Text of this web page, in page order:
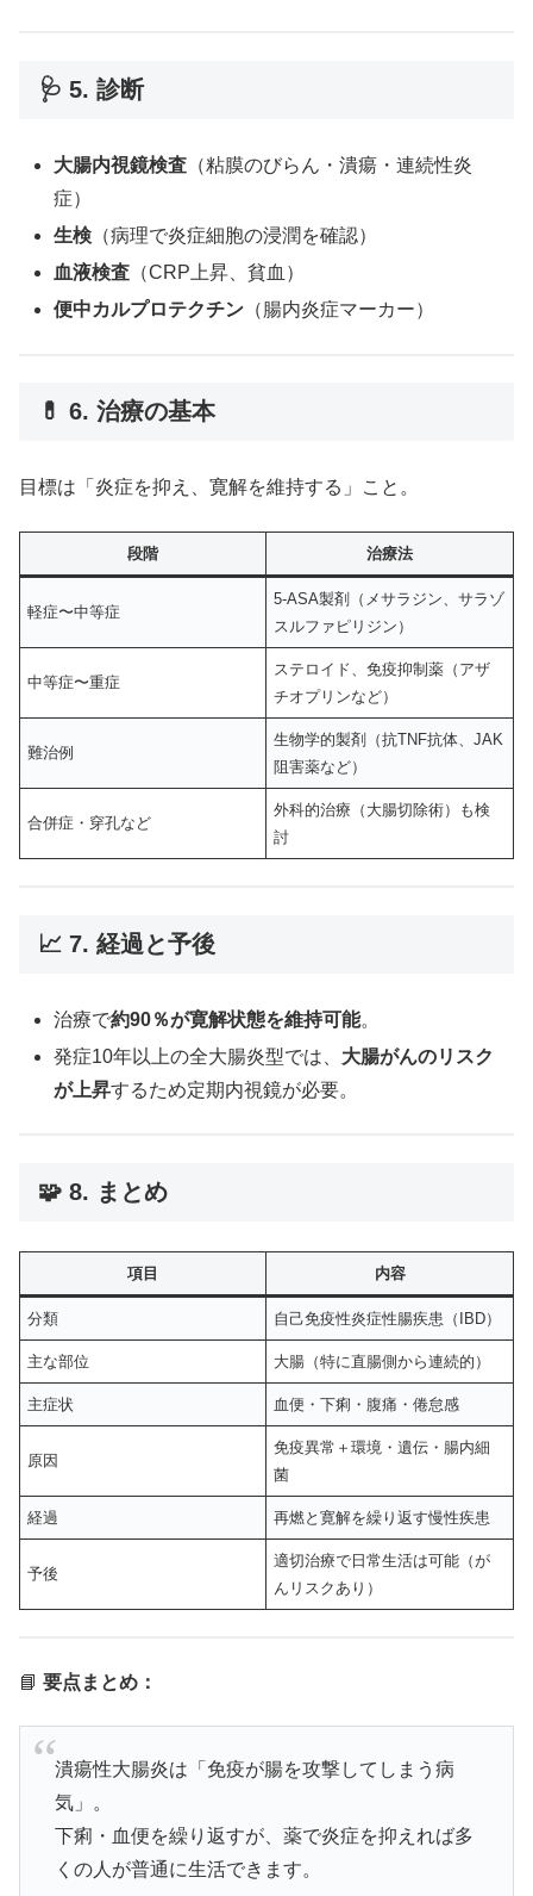
🩺 5. 診断
大腸内視鏡検査 （粘膜のびらん・潰瘍・連続性炎
症）
生検 （病理で炎症細胞の浸潤を確認）
血液検査 （CRP上昇、貧血）
便中カルプロテクチン （腸内炎症マーカー）
💊 6. 治療の基本
目標は「炎症を抑え、寛解を維持する」こと。
段階 治療法
軽症〜中等症
5-ASA製剤（メサラジン、サラゾ
スルファピリジン）
中等症〜重症
ステロイド、免疫抑制薬（アザ
チオプリンなど）
難治例
生物学的製剤（抗TNF抗体、JAK
阻害薬など）
合併症・穿孔など
外科的治療（大腸切除術）も検
討
📈 7. 経過と予後
治療で約90％が寛解状態を維持可能。
発症10年以上の全大腸炎型では、 大腸がんのリスク
が上昇するため定期内視鏡が必要。
🧩 8. まとめ
項目 内容
分類 自己免疫性炎症性腸疾患（IBD）
主な部位 大腸（特に直腸側から連続的）
主症状 血便・下痢・腹痛・倦怠感
原因
免疫異常＋環境・遺伝・腸内細
菌
経過 再燃と寛解を繰り返す慢性疾患
予後
適切治療で日常生活は可能（が
んリスクあり）
📘 要点まとめ：
潰瘍性大腸炎は「免疫が腸を攻撃してしまう病
気」。
下痢・血便を繰り返すが、薬で炎症を抑えれば多
くの人が普通に生活できます。